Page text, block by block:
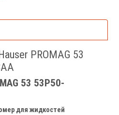
PROMAG 53
53 53P50-
для жидкостей